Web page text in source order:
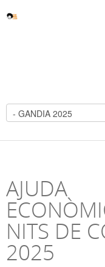
AJUDA
NITS DE
2025